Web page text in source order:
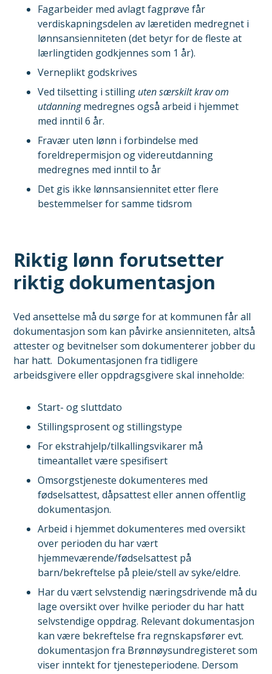
Fagarbeider med avlagt fagprøve får
verdiskapningsdelen av læretiden medregnet i
lønnsansienniteten (det betyr for de fleste at
lærlingtiden godkjennes som 1 år).
Verneplikt godskrives
Ved tilsetting i stilling uten særskilt krav om
utdanningmedregnes også arbeid i hjemmet
med inntil 6 år.
Fravær uten lønn i forbindelse med
foreldrepermisjon og videreutdanning
medregnes med inntil to år
Det gis ikke lønnsansiennitet etter flere
bestemmelser for samme tidsrom
Riktig lønn forutsetter
riktig dokumentasjon
Ved ansettelse må du sørge for at kommunen får all
dokumentasjon som kan påvirke ansienniteten, altså
attester og bevitnelser som dokumenterer jobber du
har hatt. Dokumentasjonen fra tidligere
arbeidsgivere eller oppdragsgivere skal inneholde:
Start- og sluttdato
Stillingsprosent og stillingstype
For ekstrahjelp/tilkallingsvikarer må
timeantallet være spesifisert
Omsorgstjeneste dokumenteres med
fødselsattest, dåpsattest eller annen offentlig
dokumentasjon.
Arbeid i hjemmet dokumenteres med oversikt
over perioden du har vært
hjemmeværende/fødselsattest på
barn/bekreftelse på pleie/stell av syke/eldre.
Har du vært selvstendig næringsdrivende må du
lage oversikt over hvilke perioder du har hatt
selvstendige oppdrag. Relevant dokumentasjon
kan være bekreftelse fra regnskapsfører evt.
dokumentasjon fra Brønnøysundregisteret som
viser inntekt for tjenesteperiodene. Dersom